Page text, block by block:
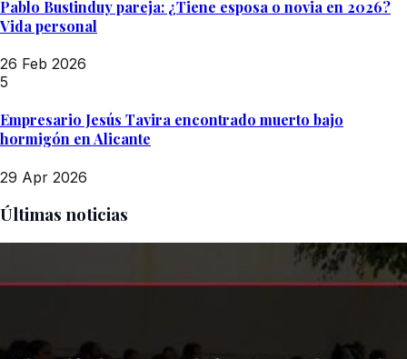
Pablo Bustinduy pareja: ¿Tiene esposa o novia en 2026?
Vida personal
26 Feb 2026
5
Empresario Jesús Tavira encontrado muerto bajo
hormigón en Alicante
29 Apr 2026
Últimas noticias